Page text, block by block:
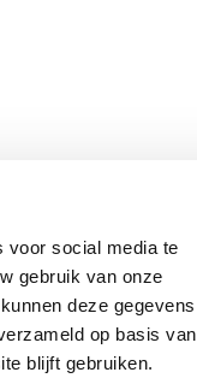
voor social media te
gebruik van onze
deze gegevens
op basis van
blijft gebruiken.